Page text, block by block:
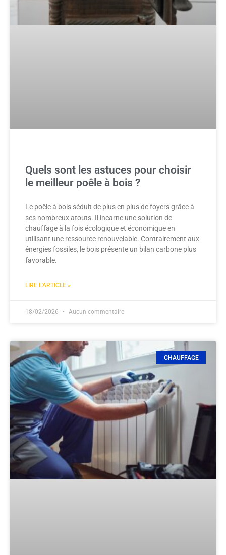
Quels sont les astuces pour choisir
le meilleur poêle à bois ?
Le poêle à bois séduit de plus en plus de foyers grâce à
ses nombreux atouts. Il incarne une solution de
chauffage à la fois écologique et économique en
utilisant une ressource renouvelable. Contrairement aux
énergies fossiles, le bois présente un bilan carbone plus
favorable.
LIRE L'ARTICLE »
18/02/2026 Aucun commentaire
CHAUFFAGE